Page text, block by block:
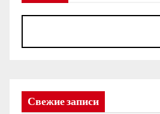
Свежие записи